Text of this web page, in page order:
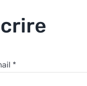
*Obligatoire